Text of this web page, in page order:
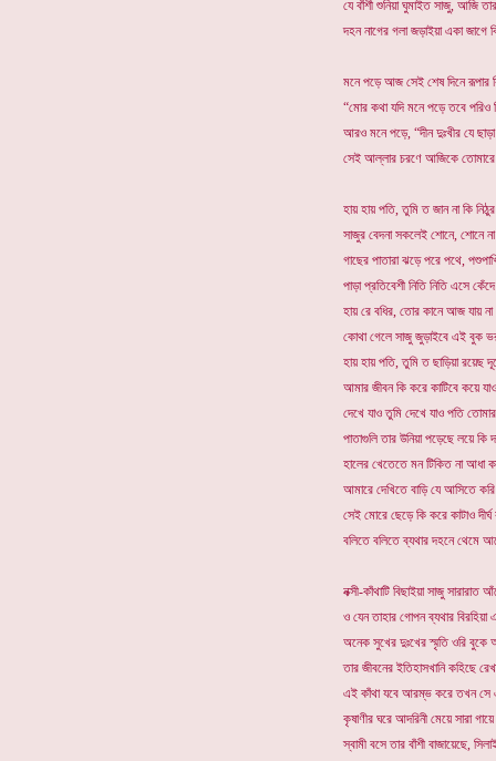
যে বাঁশী শুনিয়া ঘুমাইত সাজু, আজি
দহন নাগের গলা জড়াইয়া একা জাগে
মনে পড়ে আজ সেই শেষ দিনে রূপার
“মোর কথা যদি মনে পড়ে তবে পরিও
আরও মনে পড়ে, “দীন দুঃখীর যে
সেই আল্লার চরণে আজিকে তোমারে
হায় হায় পতি, তুমি ত জান না কি
সাজুর বেদনা সকলেই শোনে, শোনে
গাছের পাতারা ঝড়ে পরে পথে,
পাড়া প্রতিবেশী নিতি নিতি এসে
হায় রে বধির, তোর কানে আজ যায়
কোথা গেলে সাজু জুড়াইবে এই বুক
হায় হায় পতি, তুমি ত ছাড়িয়া রয়েছ
আমার জীবন কি করে কাটিবে কয়ে
দেখে যাও তুমি দেখে যাও পতি
পাতাগুলি তার উনিয়া পড়েছে লয়ে কি
হালের খেতেতে মন টিকিত না আধা
আমারে দেখিতে বাড়ি যে আসিতে
সেই মোরে ছেড়ে কি করে কাটাও
বলিতে বলিতে ব্যথার দহনে থেমে
নক্সী-কাঁথাটি বিছাইয়া সাজু সারারাত
ও যেন তাহার গোপন ব্যথার বিরহিয়া
অনেক সুখের দুঃখের স্মৃতি ওরি বুকে
তার জীবনের ইতিহাসখানি কহিছে
এই কাঁথা যবে আরম্ভ করে তখন সে
কৃষাণীর ঘরে আদরিনী মেয়ে সারা
স্বামী বসে তার বাঁশী বাজায়েছে,